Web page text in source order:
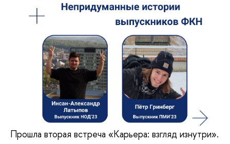
Прошла вторая встреча «Карьера: взгляд изнутри».